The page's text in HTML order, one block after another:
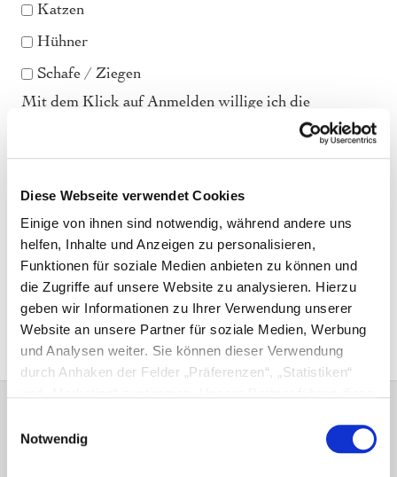
Diese Webseite verwendet Cookies
Einige von ihnen sind notwendig, während andere uns
helfen, Inhalte und Anzeigen zu personalisieren,
Funktionen für soziale Medien anbieten zu können und
die Zugriffe auf unsere Website zu analysieren. Hierzu
geben wir Informationen zu Ihrer Verwendung unserer
Website an unsere Partner für soziale Medien, Werbung
und Analysen weiter. Sie können dieser Verwendung
durch Anhaken der Felder „Präferenzen“, „Statistiken“
zusammen, die Sie ihnen bereitgestellt haben oder die
sie im Rahmen Ihrer Nutzung der Dienste gesammelt
Notwendig
Katzen
Hühner
Schafe / Ziegen
Mit dem Klick auf Anmelden willige ich die
Verarbeitung meiner personenbezogenen Daten
von Demeter-
Newsletter
+49 (0) 6257 9340-15